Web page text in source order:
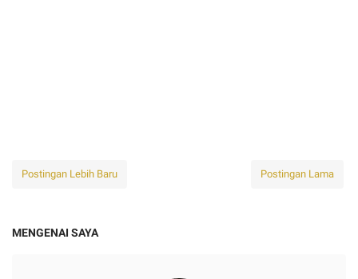
Postingan Lebih Baru Postingan Lama
MENGENAI SAYA